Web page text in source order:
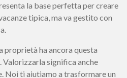
la base perfetta per creare
tipica, ma va gestito con
proprietà ha ancora questa
Valorizzarla significa anche
Noi ti aiutiamo a trasformare un